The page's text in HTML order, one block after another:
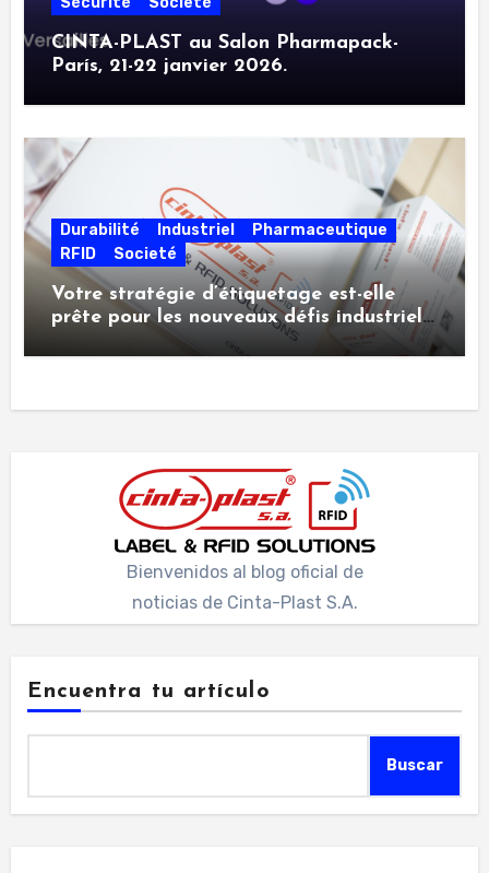
CINTA-PLAST au Salon Pharmapack-
París, 21-22 janvier 2026.
Durabilité Industriel
Pharmaceutique
RFID
Societé
Votre stratégie d’étiquetage est-elle
prête pour les nouveaux défis industriels
Bienvenidos al blog oficial de
noticias de Cinta-Plast S.A.
Encuentra tu artículo
Buscar